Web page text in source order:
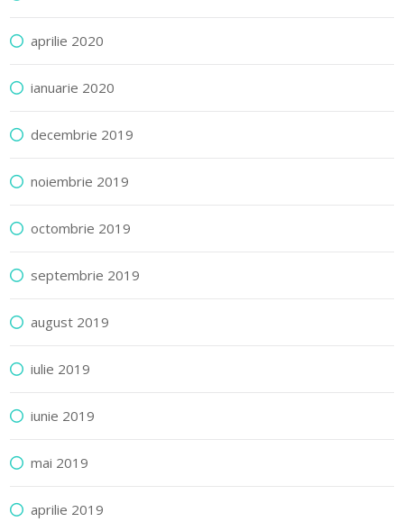
aprilie 2020
ianuarie 2020
decembrie 2019
noiembrie 2019
octombrie 2019
septembrie 2019
august 2019
iulie 2019
iunie 2019
mai 2019
aprilie 2019